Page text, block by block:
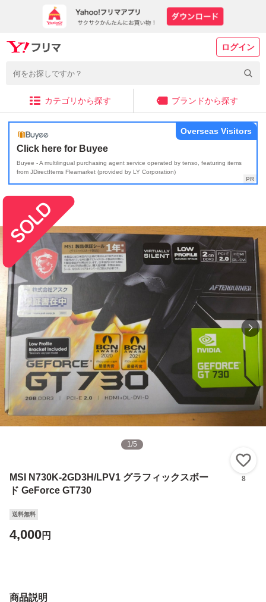
ログイン
カテゴリから探す ブランドから探す
Click here for Buyee
Buyee - A multilingual purchasing agent service operated by tenso, featuring items
from JDirectItems Fleamarket (provided by LY Corporation)
Overseas Visitors
1/5
MSI N730K-2GD3H/LPV1 グラフィックスボー
ド GeForce GT730
8
送料無料
4,000円
商品説明